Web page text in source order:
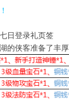
日登录礼页签
的侠客准备了丰